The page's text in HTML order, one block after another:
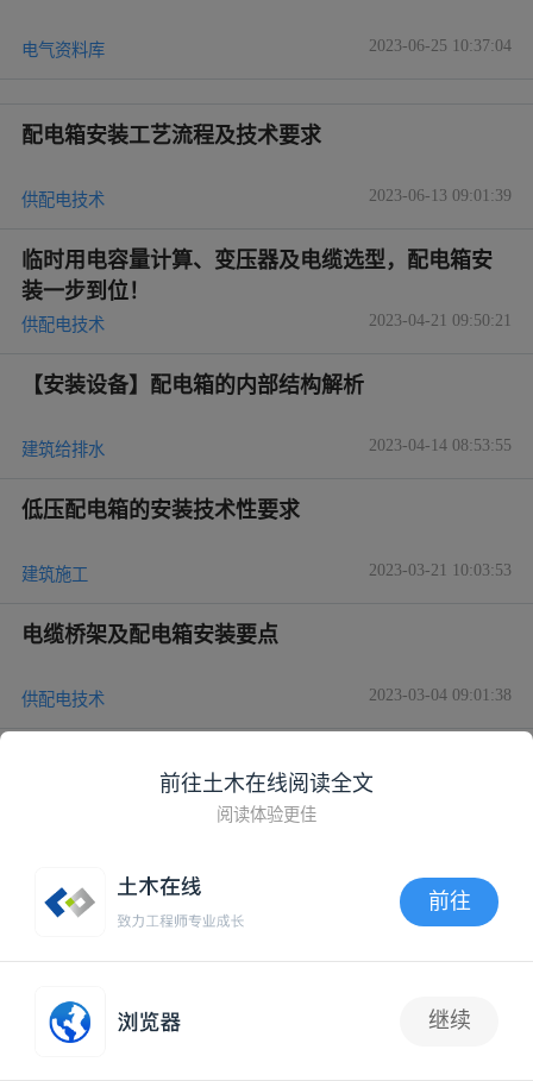
电气资料库 2023-06-25 10:37:04
配电箱安装工艺流程及技术要求
供配电技术 2023-06-13 09:01:39
临时用电容量计算、变压器及电缆选型，配电箱安
装一步到位！
供配电技术 2023-04-21 09:50:21
【安装设备】配电箱的内部结构解析
建筑给排水 2023-04-14 08:53:55
低压配电箱的安装技术性要求
建筑施工 2023-03-21 10:03:53
电缆桥架及配电箱安装要点
供配电技术 2023-03-04 09:01:38
配电箱安装技术交底，收藏学习！
2022-12-05 10:02:34
充电站配电箱安装禁忌，教你如何安装，需要注意
前往土木在线阅读全文
阅读体验更佳
前往
继续